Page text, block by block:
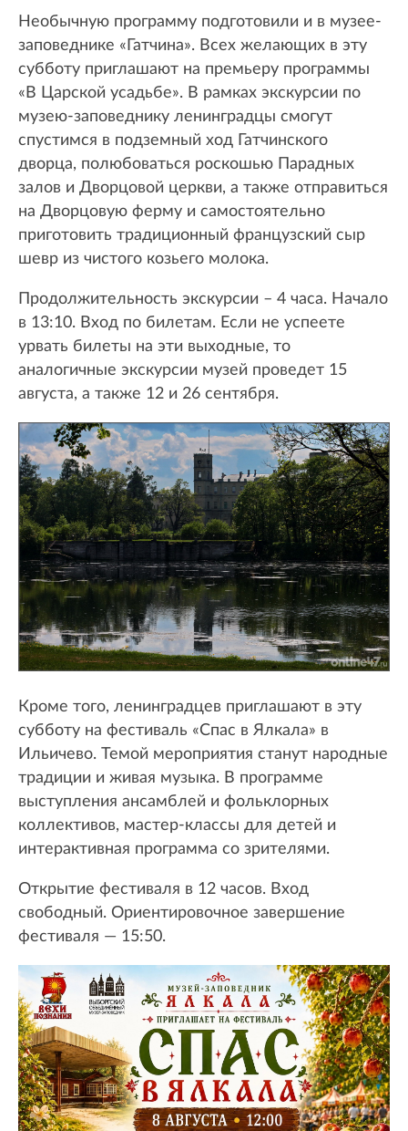
Необычную программу подготовили и в музее-
заповеднике «Гатчина». Всех желающих в эту
субботу приглашают на премьеру программы
«В Царской усадьбе». В рамках экскурсии по
музею-заповеднику ленинградцы смогут
спустимся в подземный ход Гатчинского
дворца, полюбоваться роскошью Парадных
залов и Дворцовой церкви, а также отправиться
на Дворцовую ферму и самостоятельно
приготовить традиционный французский сыр
шевр из чистого козьего молока.
Продолжительность экскурсии – 4 часа. Начало
в 13:10. Вход по билетам. Если не успеете
урвать билеты на эти выходные, то
аналогичные экскурсии музей проведет 15
августа, а также 12 и 26 сентября.
Кроме того, ленинградцев приглашают в эту
субботу на фестиваль «Спас в Ялкала» в
Ильичево. Темой мероприятия станут народные
традиции и живая музыка. В программе
выступления ансамблей и фольклорных
коллективов, мастер-классы для детей и
интерактивная программа со зрителями.
Открытие фестиваля в 12 часов. Вход
свободный. Ориентировочное завершение
фестиваля — 15:50.